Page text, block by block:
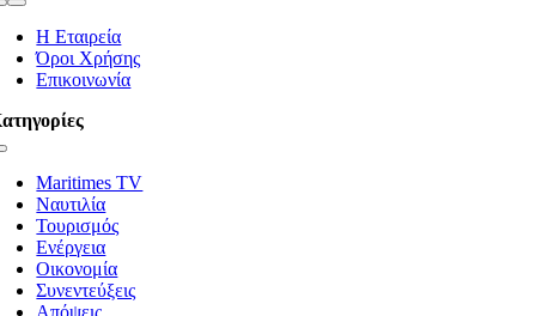
Η Εταιρεία
Όροι Χρήσης
Επικοινωνία
Maritimes TV
Ναυτιλία
Τουρισμός
Ενέργεια
Οικονομία
Συνεντεύξεις
Απόψεις